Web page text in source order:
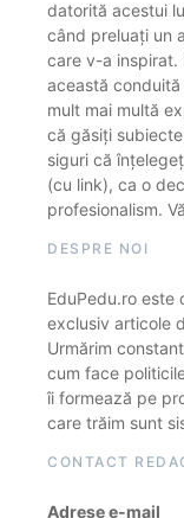
datorită acestui
când preluați un
care v-a inspirat.
această
mult mai multă
că găsiți
siguri că
(cu link), ca o
profesionalism.
DESPRE NOI
EduPedu.ro este
exclusiv articole
Urmărim
cum face
îi formează pe
care trăim sunt
CONTACT
Adrese e-mail